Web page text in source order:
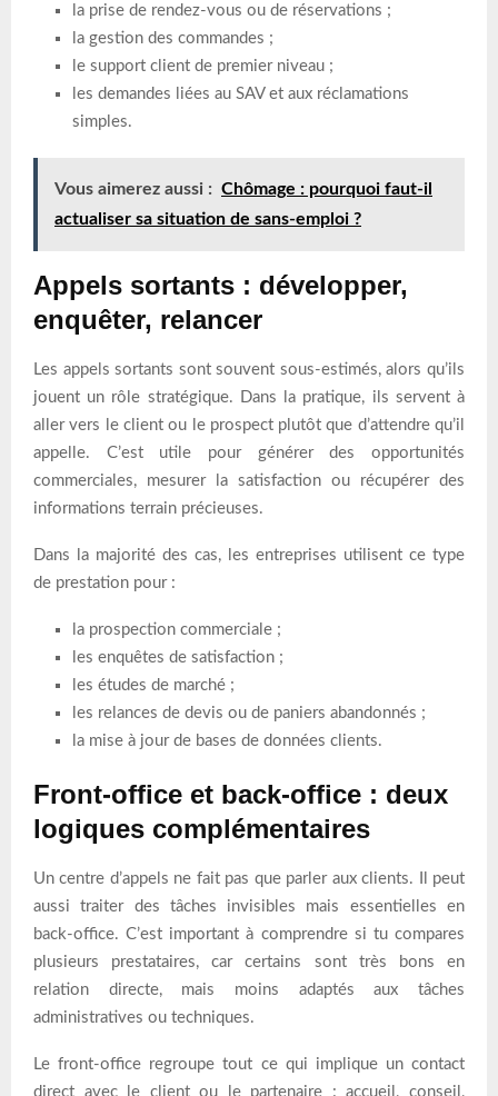
la prise de rendez-vous ou de réservations ;
la gestion des commandes ;
le support client de premier niveau ;
les demandes liées au SAV et aux réclamations
simples.
Vous aimerez aussi : Chômage : pourquoi faut-il
actualiser sa situation de sans-emploi ?
Appels sortants : développer,
enquêter, relancer
Les appels sortants sont souvent sous-estimés, alors qu’ils
jouent un rôle stratégique. Dans la pratique, ils servent à
aller vers le client ou le prospect plutôt que d’attendre qu’il
appelle. C’est utile pour générer des opportunités
commerciales, mesurer la satisfaction ou récupérer des
informations terrain précieuses.
Dans la majorité des cas, les entreprises utilisent ce type
de prestation pour :
la prospection commerciale ;
les enquêtes de satisfaction ;
les études de marché ;
les relances de devis ou de paniers abandonnés ;
la mise à jour de bases de données clients.
Front-office et back-office : deux
logiques complémentaires
Un centre d’appels ne fait pas que parler aux clients. Il peut
aussi traiter des tâches invisibles mais essentielles en
back-office. C’est important à comprendre si tu compares
plusieurs prestataires, car certains sont très bons en
relation directe, mais moins adaptés aux tâches
administratives ou techniques.
Le front-office regroupe tout ce qui implique un contact
direct avec le client ou le partenaire : accueil, conseil,